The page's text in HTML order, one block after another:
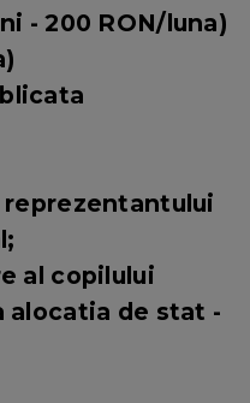
- 200 RON/luna)
al copilului
alocatia de stat -